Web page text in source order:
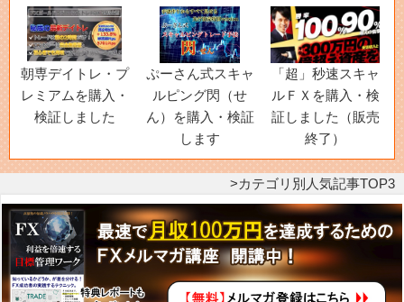
朝専デイトレ・プ
レミアムを購入・
検証しました
ぷーさん式スキャ
ルピング閃（せ
ん）を購入・検証
します
「超」秒速スキャ
ルＦＸを購入・検
証しました（販売
終了）
カテゴリ別人気記事TOP3